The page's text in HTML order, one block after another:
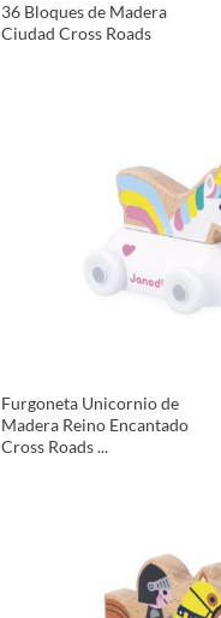
36 Bloques de Madera
Ciudad Cross Roads
Furgoneta Unicornio de
Madera Reino Encantado
Cross Roads ...